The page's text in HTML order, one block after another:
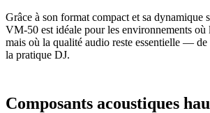
Grâce à son format compact et sa dynamique
VM-50 est idéale pour les environnements où
mais où la qualité audio reste essentielle — de
la pratique DJ.
Composants acoustiques